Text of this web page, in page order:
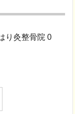
り灸整骨院 0